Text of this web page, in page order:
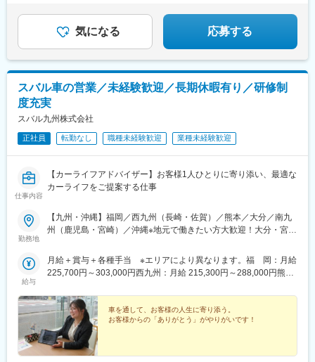
（一定期間経過後、2～3年に一回異動はあります）
※異動に伴う住居手当※
・家族で新任地に引っ越した場合：住居手当10,000円／月
・家族を残し単身で新任地に引っ越した場合：家賃×50％＋住居
手当10,000円／月
都城店【沖縄】浦添店・豊崎店◎受動喫煙対策：各店舗内禁煙◎
車通勤OK（駐車場完備）
気になる 応募する
スバル車の営業／未経験歓迎／長期休暇有り／研修制
度充実
スバル九州株式会社
正社員 転勤なし 職種未経験歓迎 業種未経験歓迎
仕事内容
【カーライフアドバイザー】お客様1人ひとりに寄り添い、最適な
カーライフをご提案する仕事
勤務地
【九州・沖縄】福岡／西九州（長崎・佐賀）／熊本／大分／南九
州（鹿児島・宮崎）／沖縄※地元で働きたい方大歓迎！大分・宮
方、優遇あり※ご自宅から通勤可能な店舗へ配属予定（ご相談の上
決定します！）※店舗間の異動はありますが、転居を伴う異動はご
ざいません。※キャリアアップに伴い九州内での異動の可能性有り
新宮店・千早店・博多駅東店・福重店・長丘店・春日店・筑紫野
店・櫛原店・上津店・大牟田店【西九州】長崎時津店・佐世保日
宇店・諫早店・佐賀店・武雄店・唐津店【熊本】南高江店・清水
店・熊本東店・菊陽店・八代店・天草店・玉名店【大分】大分
店・大分東店・別府店・中津店・日田店【南九州】下荒田店・東
給与
月給＋賞与＋各種手当 ※エリアにより異なります。福 岡：月給
225,700円～303,000円西九州：月給 215,300円～288,000円熊
288,000円南九州：月給 215,300円～288,000円沖 縄：月給
189,300円～262,100円※スキル・経験・能力を考慮して決定しま
す。☆残業が発生した場合は発生時間分に対し全額支給いたしま
す。☆販売インセンティブ・キャンペーン報奨旅行あり！☆入社
後の初回賞与は金一封支給いたします（入社時期による）
車を通して、お客様の人生に寄り添う。
お客様からの「ありがとう」がやりがいです！